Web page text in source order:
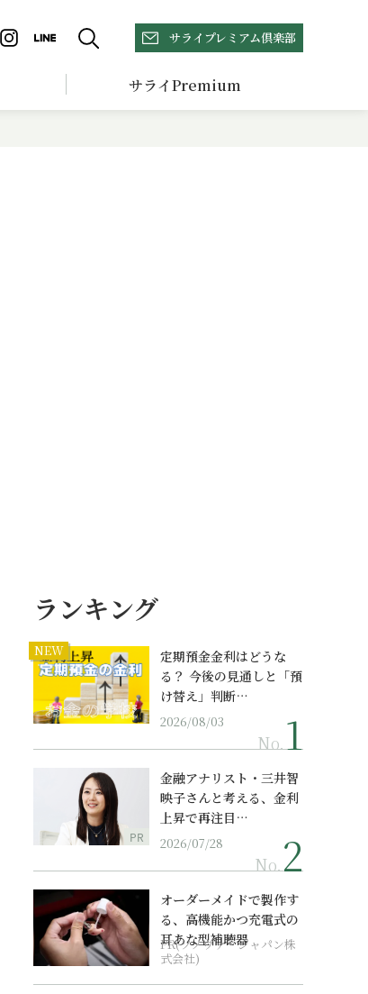
サライプレミアム倶楽部
サライPremium
ランキング
NEW
定期預金金利はどうな
る？ 今後の見通しと「預
け替え」判断…
2026/08/03
No.
PR
金融アナリスト・三井智
映子さんと考える、金利
上昇で再注目…
2026/07/28
No.
オーダーメイドで製作す
る、高機能かつ充電式の
耳あな型補聴器
PR(ソノヴァ・ジャパン株
式会社)